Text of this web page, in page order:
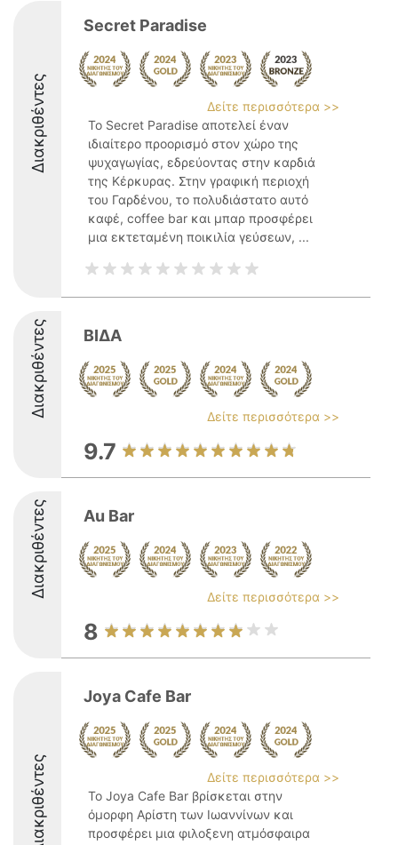
Διακριθέντες
Secret Paradise
Δείτε περισσότερα >>
Το Secret Paradise αποτελεί έναν
ιδιαίτερο προορισμό στον χώρο της
ψυχαγωγίας, εδρεύοντας στην καρδιά
της Κέρκυρας. Στην γραφική περιοχή
του Γαρδένου, το πολυδιάστατο αυτό
καφέ, coffee bar και μπαρ προσφέρει
μια εκτεταμένη ποικιλία γεύσεων, ...
Διακριθέντες ΒΙΔΑ
Δείτε περισσότερα >>
9.7
Διακριθέντες Au Bar
Δείτε περισσότερα >>
8
Διακριθέντες
Joya Cafe Bar
Δείτε περισσότερα >>
Το Joya Cafe Bar βρίσκεται στην
όμορφη Αρίστη των Ιωαννίνων και
προσφέρει μια φιλοξενη ατμόσφαιρα